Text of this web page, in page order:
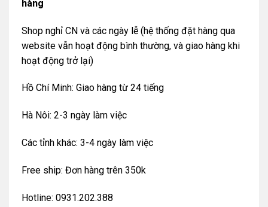
hàng
Shop nghỉ CN và các ngày lễ (hệ thống đặt hàng qua
website vẫn hoạt động bình thường, và giao hàng khi
hoạt động trở lại)
Hồ Chí Minh: Giao hàng từ 24 tiếng
Hà Nôi: 2-3 ngày làm việc
Các tỉnh khác: 3-4 ngày làm việc
Free ship: Đơn hàng trên 350k
Hotline: 0931.202.388